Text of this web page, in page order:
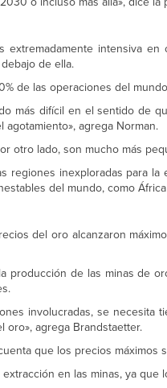
extremadamente intensiva
de ella.
de las operaciones del
más difícil en el sentido de
agrega Norman.
otro lado, son mucho más
regiones inexploradas para
del mundo, como
del oro alcanzaron
producción de las minas de
involucradas, se
agrega Brandstaetter.
que los precios
en las minas, ya